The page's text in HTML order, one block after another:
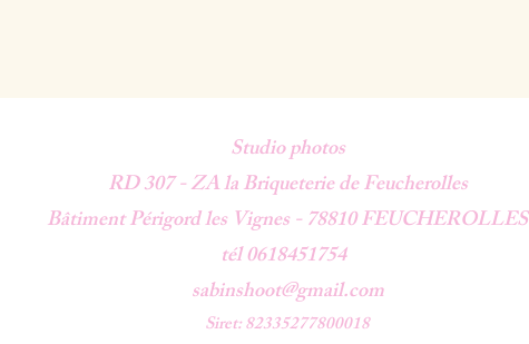
Studio photos
RD 307 - ZA la Briqueterie de Feucherolles
Bâtiment Périgord les Vignes -78810 FEUCHEROLLES
tél 0618451754
sabinshoot@gmail.com
Siret: 82335277800018